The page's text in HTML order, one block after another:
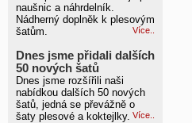
naušnic a náhrdelník.
Nádherný doplněk k plesovým
šatům.
Více..
Dnes jsme přidali dalších
50 nových šatů
Dnes jsme rozšířili naši
nabídkou dalších 50 nových
šatů, jedná se převážně o
šaty plesové a koktejlky. Více..